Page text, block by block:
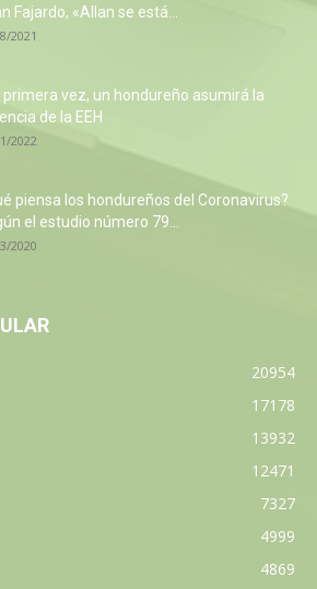
Fajardo, «Allan se está...
2021
primera vez, un hondureño asumirá la
de la EEH
2022
piensa los hondureños del Coronavirus?
el estudio número 79...
2020
20954
17178
13932
12471
7327
4999
4869